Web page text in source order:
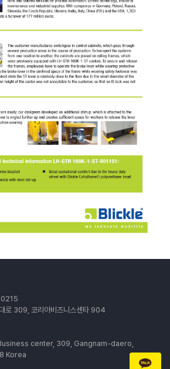
로 309, 코리아비즈니스센타 904
center, 309, Gangnam-daero,
Korea